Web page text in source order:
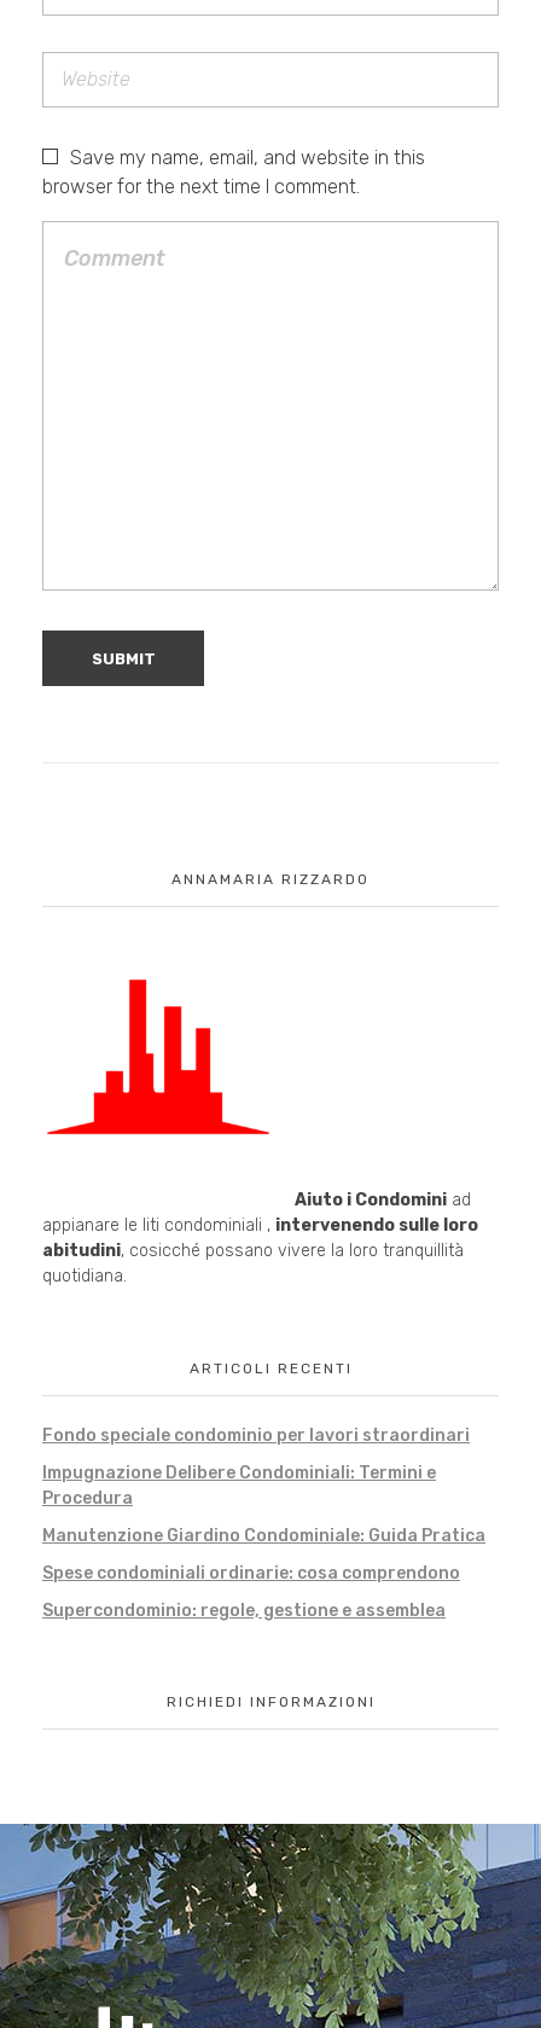
Save my name, email, and website in this
browser for the next time I comment.
ANNAMARIA RIZZARDO
Aiuto i Condominiad
appianare le liti condominiali , intervenendo sulle loro
abitudini, cosicché possano vivere la loro tranquillità
quotidiana.
ARTICOLI RECENTI
Fondo speciale condominio per lavori straordinari
Impugnazione Delibere Condominiali: Termini e
Procedura
Manutenzione Giardino Condominiale: Guida Pratica
Spese condominiali ordinarie: cosa comprendono
Supercondominio: regole, gestione e assemblea
RICHIEDI INFORMAZIONI